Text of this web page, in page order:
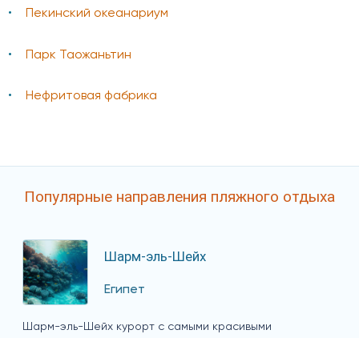
Пекинский океанариум
Парк Таожаньтин
Нефритовая фабрика
Популярные направления пляжного отдыха
Шарм-эль-Шейх
Египет
Шарм-эль-Шейх курорт с самыми красивыми